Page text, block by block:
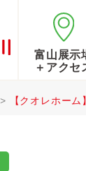
富山展示
＋アクセ
【クオレホー